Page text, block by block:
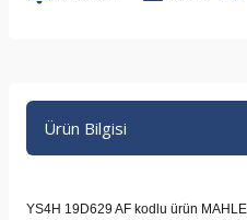
Ürün Bilgisi
YS4H 19D629 AF kodlu ürün